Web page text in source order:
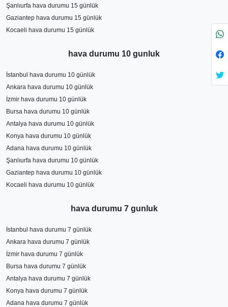
Şanlıurfa hava durumu 15 günlük
Gaziantep hava durumu 15 günlük
Kocaeli hava durumu 15 günlük
hava durumu 10 gunluk
İstanbul hava durumu 10 günlük
Ankara hava durumu 10 günlük
İzmir hava durumu 10 günlük
Bursa hava durumu 10 günlük
Antalya hava durumu 10 günlük
Konya hava durumu 10 günlük
Adana hava durumu 10 günlük
Şanlıurfa hava durumu 10 günlük
Gaziantep hava durumu 10 günlük
Kocaeli hava durumu 10 günlük
hava durumu 7 gunluk
İstanbul hava durumu 7 günlük
Ankara hava durumu 7 günlük
İzmir hava durumu 7 günlük
Bursa hava durumu 7 günlük
Antalya hava durumu 7 günlük
Konya hava durumu 7 günlük
Adana hava durumu 7 günlük